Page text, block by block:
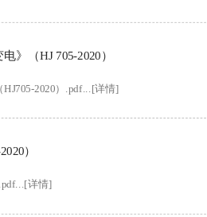
》（HJ 705-2020）
2020）.pdf...[详情]
）
详情]